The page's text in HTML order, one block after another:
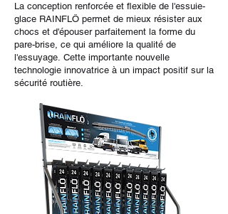
La conception renforcée et flexible de l'essuie-
glace RAINFLÖ permet de mieux résister aux
chocs et d'épouser parfaitement la forme du
pare-brise, ce qui améliore la qualité de
l'essuyage. Cette importante nouvelle
technologie innovatrice à un impact positif sur la
sécurité routière.